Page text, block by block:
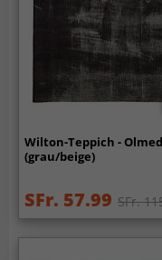
Wilton-Teppich -
(grau/beige)
SFr. 57.99 SFr.